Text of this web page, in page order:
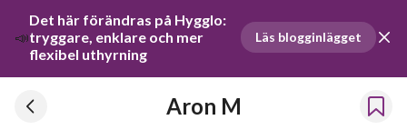
📣
Det här förändras på Hygglo:
tryggare, enklare och mer
flexibel uthyrning
Läs blogginlägget
Aron M